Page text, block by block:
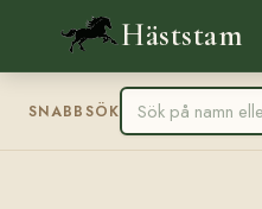
Häststam
SNABBSÖK